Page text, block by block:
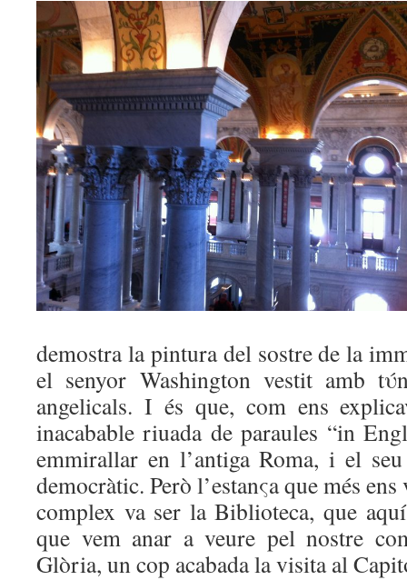
demostra la pintura del sostre de la
el senyor Washington vestit amb
angelicals. I és que, com ens
inacabable riuada de paraules “in
emmirallar en l’antiga Roma, i el seu
democràtic. Però l’estanςa que més
complex va ser la Biblioteca, que
que vem anar a veure pel nostre
Glòria, un cop acabada la visita al